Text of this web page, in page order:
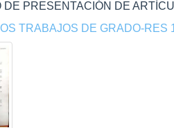
DE PRESENTACIÓN DE
TRABAJOS DE GRADO-RES